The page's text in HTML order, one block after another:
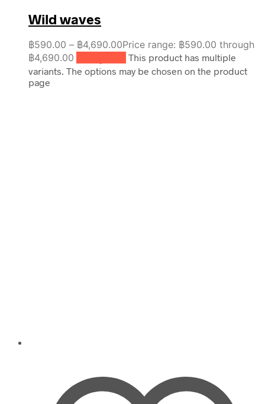
Wild waves
฿590.00 – ฿4,690.00Price range: ฿590.00 through
฿4,690.00
This product has multiple
variants. The options may be chosen on the product
page